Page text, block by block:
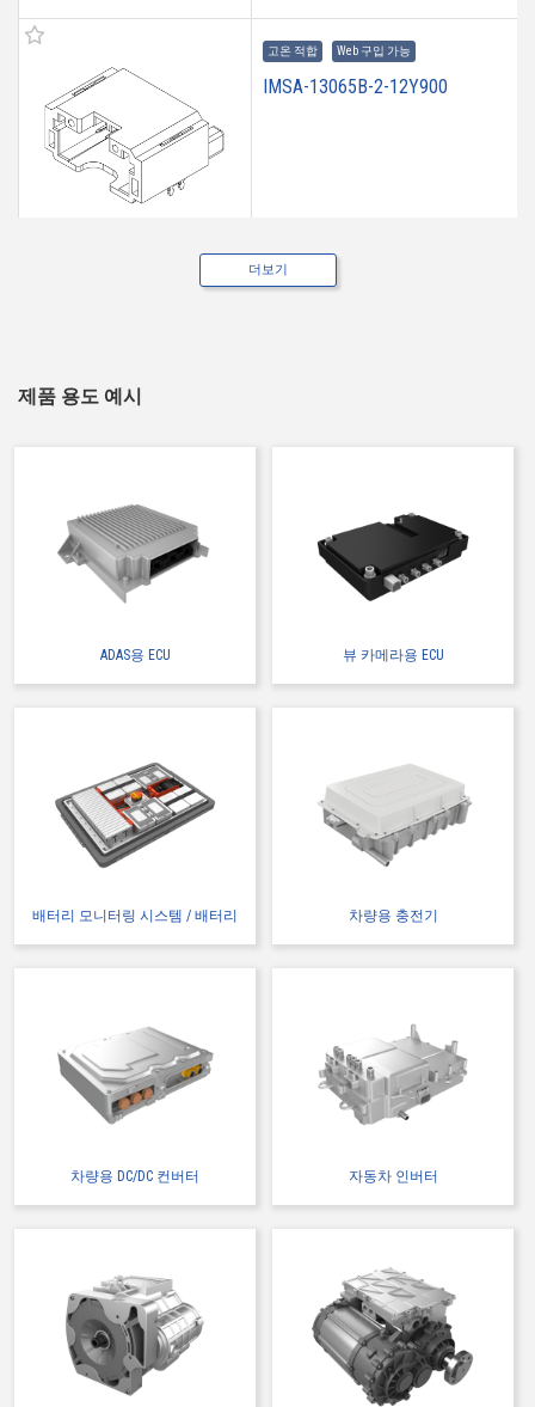
고온 적합 Web 구입 가능
IMSA-13065B-2-12Y900
고온 적합
Web 구입 가능
IMSA-13065B-2-12Y902
IMSA-13065B-2-16Y900
IMSA-13065B-2-16Y901
더보기
제품 용도 예시
ADAS용 ECU 뷰 카메라용 ECU
배터리 모니터링 시스템 / 배터리 차량용 충전기
차량용 DC/DC 컨버터 자동차 인버터